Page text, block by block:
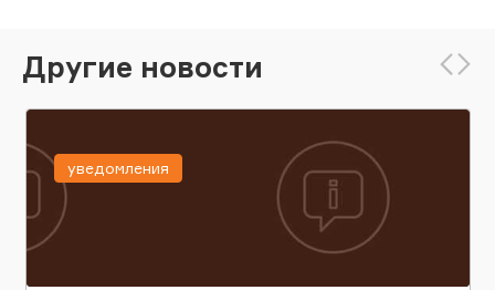
Другие новости
уведомления